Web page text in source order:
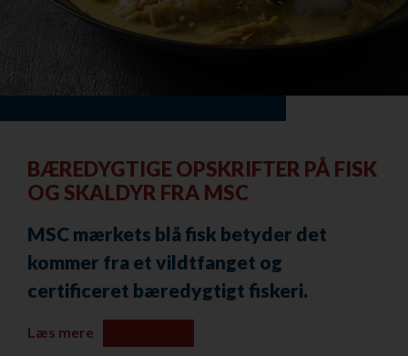
BÆREDYGTIGE OPSKRIFTER PÅ FISK
OG SKALDYR FRA MSC
MSC mærkets blå fisk betyder det
kommer fra et vildtfanget og
certificeret bæredygtigt fiskeri.
Læs mere